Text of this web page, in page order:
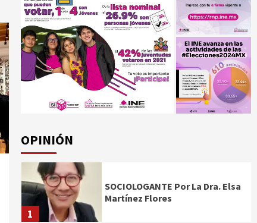
OPINIÓN
1
SOCIOLOGANTE Por La Dra. Elsa
Martínez Flores